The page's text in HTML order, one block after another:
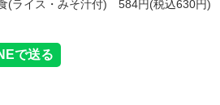
(ライス・みそ汁付) 584円(税込630円)